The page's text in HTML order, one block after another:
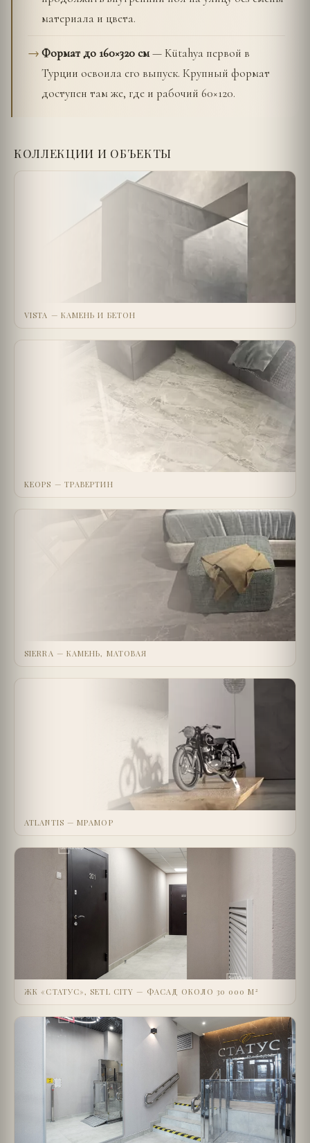
материала и цвета.
Формат до 160×320 см— Kütahya первой в
Турции освоила его выпуск. Крупный формат
доступен там же, где и рабочий 60×120.
КОЛЛЕКЦИИ И ОБЪЕКТЫ
VISTA — КАМЕНЬ И БЕТОН
KEOPS — ТРАВЕРТИН
SIERRA — КАМЕНЬ, МАТОВАЯ
ATLANTIS — МРАМОР
ЖК «СТАТУС», SETL CITY — ФАСАД ОКОЛО 30 000 М²